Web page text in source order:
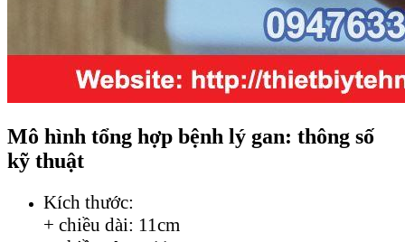
Mô hình tổng hợp bệnh lý gan: thông số
kỹ thuật
Kích thước:
+ chiều dài: 11cm